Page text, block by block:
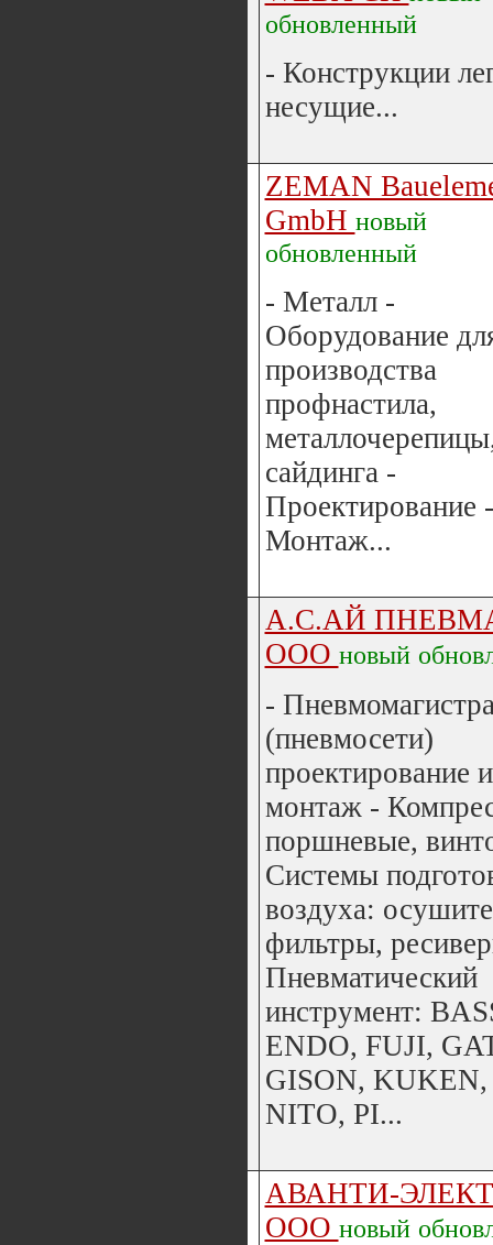
обновленный
- Конструкции
несущие...
ZEMAN
GmbH новый
обновленный
- Металл -
Оборудование
производства
профнастила,
сайдинга -
Проектирование -
Монтаж...
А.С.АЙ
ООО новый
-
(пневмосети)
проектирование и
монтаж -
поршневые,
Системы
воздуха:
фильтры,
Пневматический
инструмент:
ENDO, FUJI,
GISON, KUKEN,
NITO, PI...
АВАНТИ-
ООО новый